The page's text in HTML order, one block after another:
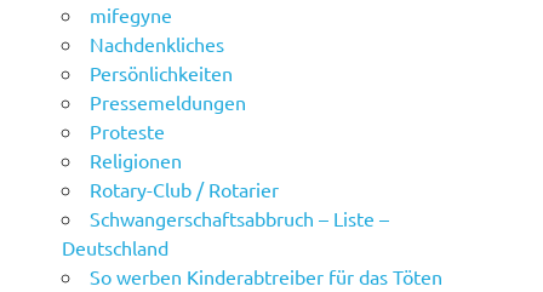
mifegyne
Nachdenkliches
Persönlichkeiten
Pressemeldungen
Proteste
Religionen
Rotary-Club / Rotarier
Schwangerschaftsabbruch – Liste –
Deutschland
So werben Kinderabtreiber für das Töten